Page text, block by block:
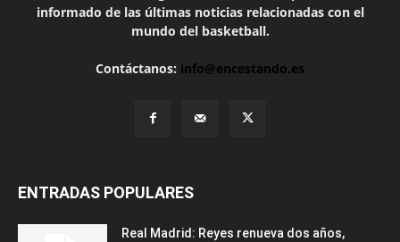
informado de las últimas noticias relacionadas con el
mundo del basketball.
Contáctanos: info@encestando.es
ENTRADAS POPULARES
Real Madrid: Reyes renueva dos años,